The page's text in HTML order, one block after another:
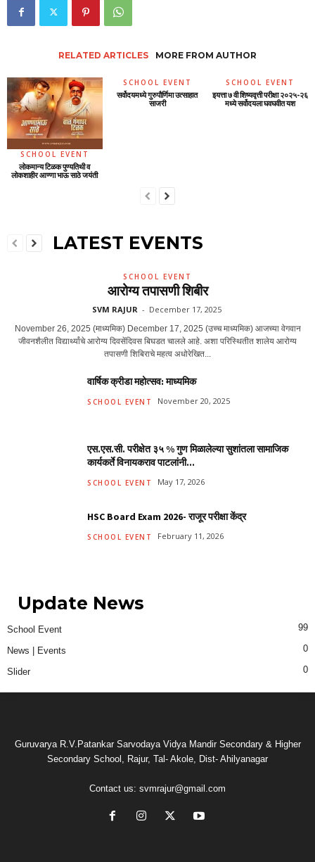
RELATED ARTICLES MORE FROM AUTHOR
SCHOOL EVENT
लोकमान्य टिळक पुण्यतिथी व
लोकशाहीर आण्णा भाऊ साठे जयंती
SCHOOL EVENT
सर्वोदयमध्ये गुरुपौर्णिमा उत्साहात
साजरी
SCHOOL EVENT
इयत्ता ७ वी शिष्यवृत्ती परीक्षा २०२५-२६
मध्ये सर्वोदयला घवघवीत यश
LATEST EVENTS
SCHOOL EVENT
आरोग्य तपासणी शिबीर
SVM RAJUR - December 17, 2025
November 26, 2025 (माध्यमिक) December 17, 2025 (उच्च माध्यमिक) आजच्या वेगवान
जीवनशैलीत विद्यार्थ्यांचे आरोग्य दिवसेंदिवस बिघडत चालले आहे. अशा परिस्थितीत शालेय आरोग्य
तपासणी शिबिराचे महत्व अधोरेखित...
वार्षिक क्रीडा महोत्सव: माध्यमिक
SCHOOL EVENT November 20, 2025
एस.एस.सी. परीक्षेत ३५ % गुण मिळालेल्या सुशांतला सामाजिक
कार्यकर्ते विनायकराव पाटलांनी...
SCHOOL EVENT May 17, 2026
HSC Board Exam 2026- राजूर परीक्षा केंद्र
SCHOOL EVENT February 11, 2026
Update News
School Event 99
News | Events 0
Slider 0
Guruvarya R.V.Patankar Sarvodaya Vidya Mandir Secondary & Higher
Secondary School, Rajur, Tal- Akole, Dist- Ahilyanagar
Contact us: svmrajur@gmail.com